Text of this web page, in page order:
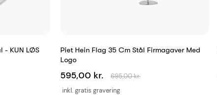
- KUN LØS
Piet Hein Flag 35 Cm Stål Firmagaver Med
Logo
inkl. gratis gravering
595,00 kr. 695,00 kr.